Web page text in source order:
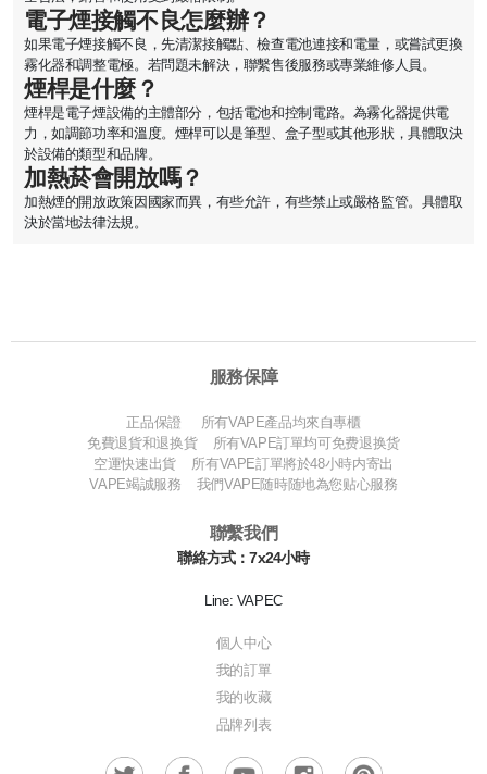
電子煙接觸不良怎麼辦？
如果電子煙接觸不良，先清潔接觸點、檢查電池連接和電量，或嘗試更換
霧化器和調整電極。若問題未解決，聯繫售後服務或專業維修人員。
煙桿是什麼？
煙桿是電子煙設備的主體部分，包括電池和控制電路。為霧化器提供電
力，如調節功率和溫度。煙桿可以是筆型、盒子型或其他形狀，具體取決
於設備的類型和品牌。
加熱菸會開放嗎？
加熱煙的開放政策因國家而異，有些允許，有些禁止或嚴格監管。具體取
決於當地法律法規。
服務保障
正品保證 所有VAPE產品均來自專櫃
免費退貨和退换貨 所有VAPE訂單均可免费退换货
空運快速出貨 所有VAPE訂單將於48小時内寄出
VAPE竭誠服務 我們VAPE随時随地為您贴心服務
聯繫我們
聯絡方式：7x24小時
Line: VAPEC
個人中心
我的訂單
我的收藏
品牌列表